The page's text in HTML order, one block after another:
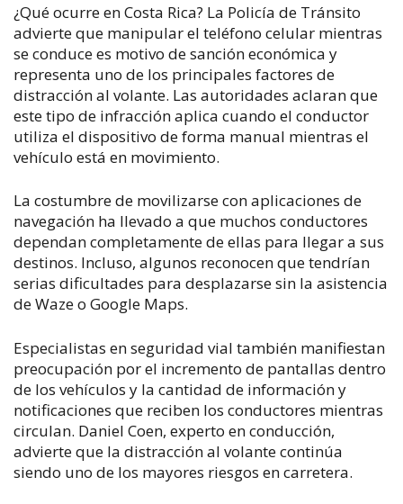
¿Qué ocurre en Costa Rica? La Policía de Tránsito
advierte que manipular el teléfono celular mientras
se conduce es motivo de sanción económica y
representa uno de los principales factores de
distracción al volante. Las autoridades aclaran que
este tipo de infracción aplica cuando el conductor
utiliza el dispositivo de forma manual mientras el
vehículo está en movimiento.
La costumbre de movilizarse con aplicaciones de
navegación ha llevado a que muchos conductores
dependan completamente de ellas para llegar a sus
destinos. Incluso, algunos reconocen que tendrían
serias dificultades para desplazarse sin la asistencia
de Waze o Google Maps.
Especialistas en seguridad vial también manifiestan
preocupación por el incremento de pantallas dentro
de los vehículos y la cantidad de información y
notificaciones que reciben los conductores mientras
circulan. Daniel Coen, experto en conducción,
advierte que la distracción al volante continúa
siendo uno de los mayores riesgos en carretera.